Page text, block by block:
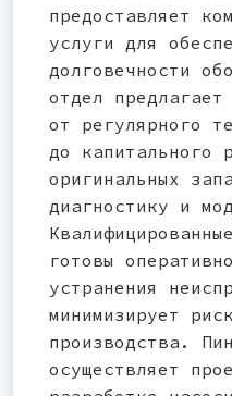
предоставляет
услуги для
долговечности
отдел предлагает
от регулярного
до капитального
оригинальных
диагностику и
готовы
устранения
минимизирует
производства.
осуществляет